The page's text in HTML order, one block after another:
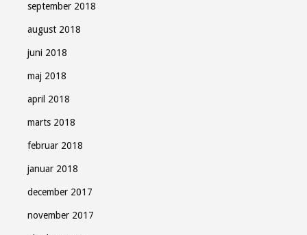
september 2018
august 2018
juni 2018
maj 2018
april 2018
marts 2018
februar 2018
januar 2018
december 2017
november 2017